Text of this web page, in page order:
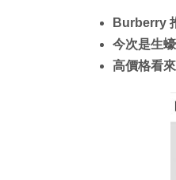
Burberry
今次是生
高價格看